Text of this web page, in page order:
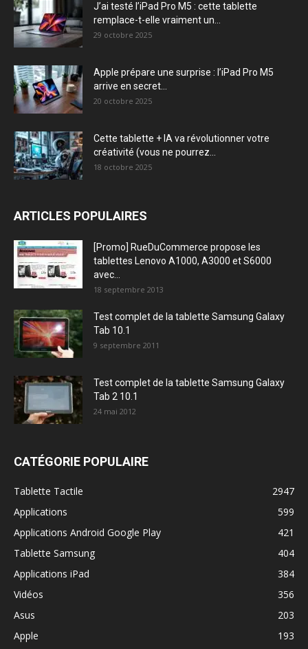
J’ai testé l’iPad Pro M5 : cette tablette
remplace-t-elle vraiment un...
29 octobre 2025
Apple prépare une surprise : l’iPad Pro M5
arrive en secret...
20 octobre 2025
Cette tablette + IA va révolutionner votre
créativité (vous ne pourrez...
18 octobre 2025
ARTICLES POPULAIRES
[Promo] RueDuCommerce propose les
tablettes Lenovo A1000, A3000 et S6000
avec...
18 septembre 2013
Test complet de la tablette Samsung Galaxy
Tab 10.1
9 septembre 2011
Test complet de la tablette Samsung Galaxy
Tab 2 10.1
24 mai 2012
CATÉGORIE POPULAIRE
Tablette Tactile
2947
Applications
599
Applications Android Google Play
421
Tablette Samsung
404
Applications iPad
384
Vidéos
356
Asus
203
Apple
193